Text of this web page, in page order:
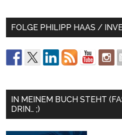
FOLGE PHILIPP HAAS /
IN MEINEM BUCH STEHT
DRIN… ;)